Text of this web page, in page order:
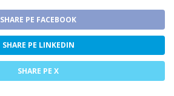
SHARE PE FACEBOOK
SHARE PE LINKEDIN
SHARE PE X